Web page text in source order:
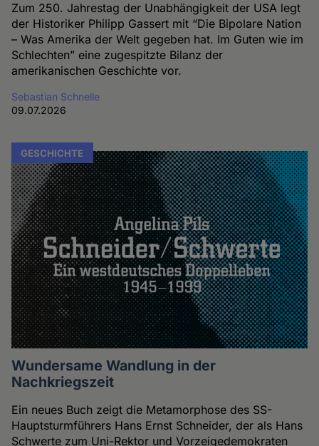
Zum 250. Jahrestag der Unabhängigkeit der USA legt
der Historiker Philipp Gassert mit “Die Bipolare Nation
– Was Amerika der Welt gegeben hat. Im Guten wie im
Schlechten” eine zugespitzte Bilanz der
amerikanischen Geschichte vor.
Sebastian Schnelle
09.07.2026
GESCHICHTE
Wundersame Wandlung in der
Nachkriegszeit
Ein neues Buch zeigt die Metamorphose des SS-
Hauptsturmführers Hans Ernst Schneider, der als Hans
Schwerte zum Uni-Rektor und Vorzeigedemokraten